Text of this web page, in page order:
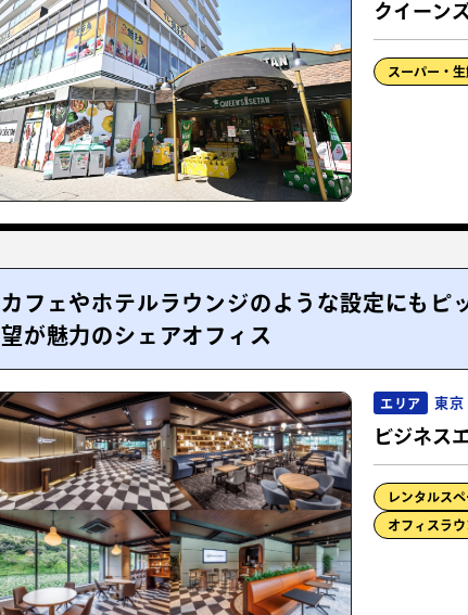
クイーン
スーパー・
カフェやホテルラウンジのような設定にもピ
望が魅力のシェアオフィス
エリア 東京
ビジネス
レンタルスペ
オフィスラ